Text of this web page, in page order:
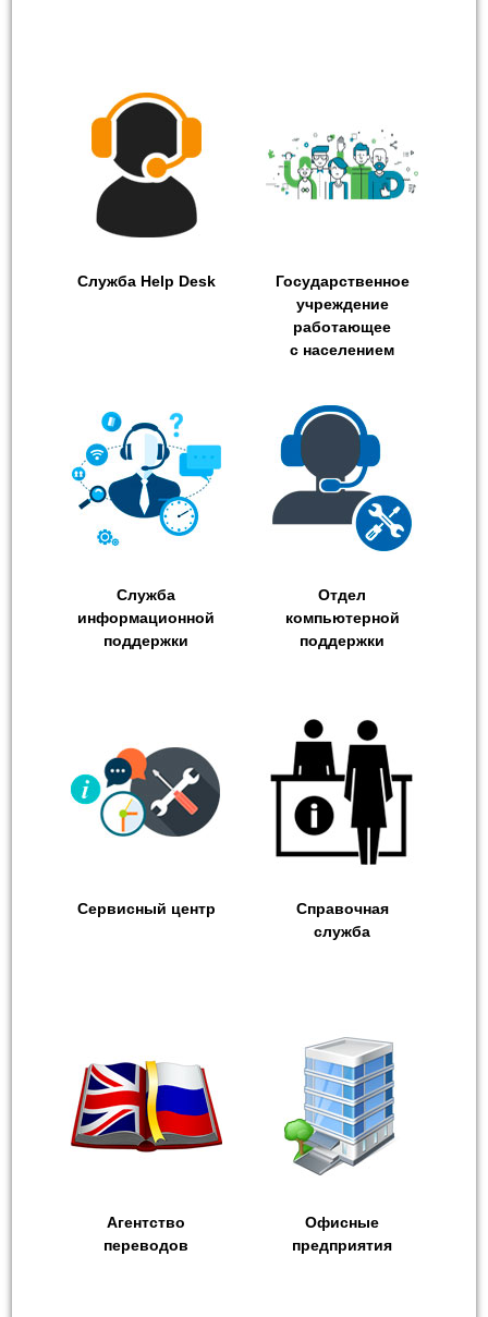
Служба Help Desk
Государственное
учреждение
работающее
с населением
Служба
информационной
поддержки
Отдел
компьютерной
поддержки
Сервисный центр
Справочная
служба
Агентство
переводов
Офисные
предприятия